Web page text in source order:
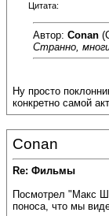
Цитата:
Автор: Conan
Странно,
Ну просто
конкретно самой
Conan
Re: Фильмы
Посмотрел "Макс
поноса, что мы